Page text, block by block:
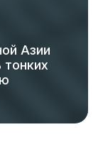
Азии
тонких